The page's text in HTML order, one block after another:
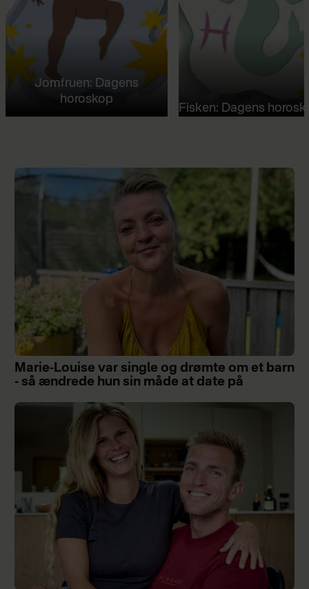
Jomfruen: Dagens
horoskop
Fisken: Dagens
Marie-Louise var single og drømte om et barn
- så ændrede hun sin måde at date på